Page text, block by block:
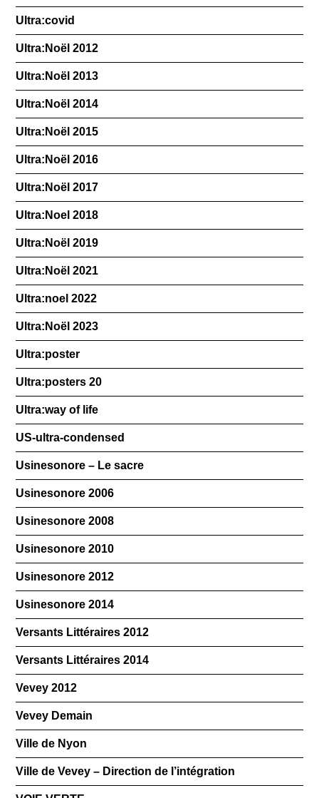
Ultra:covid
Ultra:Noël 2012
Ultra:Noël 2013
Ultra:Noël 2014
Ultra:Noël 2015
Ultra:Noël 2016
Ultra:Noël 2017
Ultra:Noel 2018
Ultra:Noël 2019
Ultra:Noël 2021
Ultra:noel 2022
Ultra:Noël 2023
Ultra:poster
Ultra:posters 20
Ultra:way of life
US-ultra-condensed
Usinesonore – Le sacre
Usinesonore 2006
Usinesonore 2008
Usinesonore 2010
Usinesonore 2012
Usinesonore 2014
Versants Littéraires 2012
Versants Littéraires 2014
Vevey 2012
Vevey Demain
Ville de Nyon
Ville de Vevey – Direction de l’intégration